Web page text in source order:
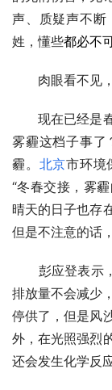
声、质疑声不断
姓，懂些都必不
肉眼看不见，
现在已经是春
雾霾这档子事了
霾。 北京市环境
“冬春交接，雾
晴天的日子也存
但是不注意的话
彭应登表示，
排放量不会减少
停供了，但是风
外，在光照强烈
还会发生化学反